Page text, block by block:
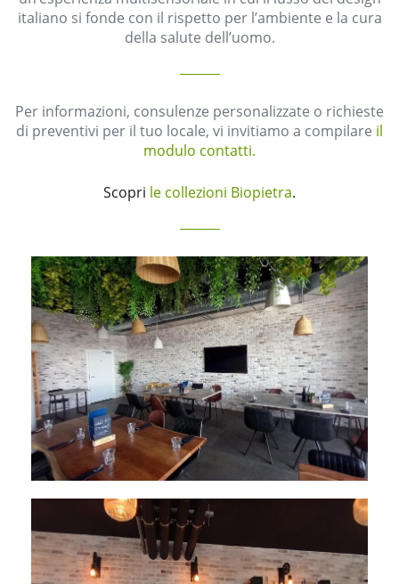
italiano si fonde con il rispetto per l’ambiente e la cura
della salute dell’uomo.
Per informazioni, consulenze personalizzate o richieste
di preventivi per il tuo locale, vi invitiamo a compilare il
modulo contatti.
Scopri le collezioni Biopietra.